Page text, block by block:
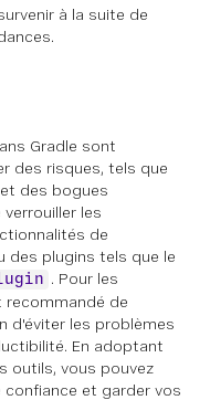
à la suite de
Gradle sont
des risques, tels que
des bogues
les
de
des plugins tels que le
. Pour les
de
d'éviter les problèmes
En adoptant
outils, vous pouvez
et garder vos